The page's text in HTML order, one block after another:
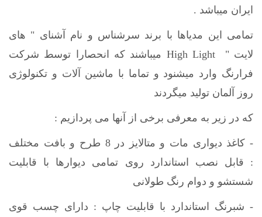
ایران میباشد .
تمامی این مدیاها با برند سرشناس و نام آشنای " های
لایت " High Light میباشند که انحصارا توسط شرکت
فرارنگ وارد میشنود و تماما با ماشین آلات و تکنولوژی
روز آلمان تولید میگردند
که در زیر به معرفی برخی از آنها می پردازیم :
- کاغذ دیواری مات و متالایز در 8 طرح و بافت مختلف
: قابل نصب استاندارد روی تمامی دیوارها با قابلیت
شستشو و دوام رنگ طولانی
- شبرنگ استاندارد با قابلیت چاپ : دارای چسب قوی